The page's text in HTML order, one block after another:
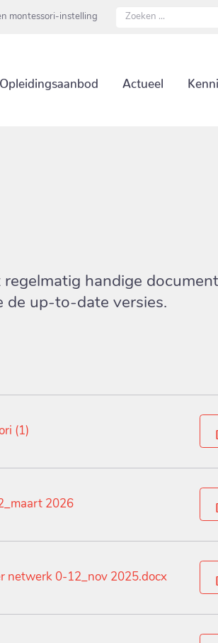
handige
de up-to-date versies.
(1)
2026
netwerk 0-12_nov 2025.docx
montessori-instelling
Opleidingsaanbod Actueel